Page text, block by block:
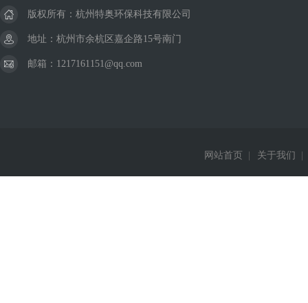
版权所有：杭州特奥环保科技有限公司
地址：杭州市余杭区嘉企路15号南门
邮箱：1217161151@qq.com
网站首页 关于我们